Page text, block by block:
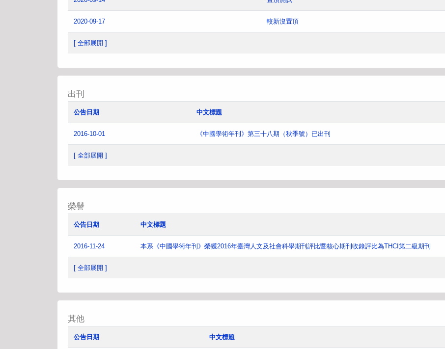
2020-09-17 較新沒置頂
[ 全部展開 ]
出刊
公告日期 中文標題
2016-10-01 《中國學術年刊》第三十八期（秋季號）已出刊
[ 全部展開 ]
榮譽
公告日期 中文標題
2016-11-24 本系《中國學術年刊》榮獲2016年臺灣人文及社會科學期刊評比暨核心期刊收錄評比為THCI第二級期刊
[ 全部展開 ]
其他
公告日期 中文標題